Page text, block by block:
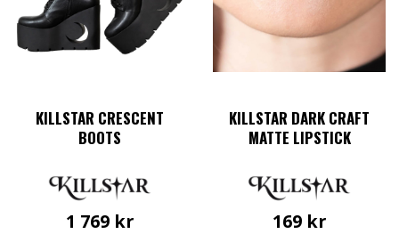
KILLSTAR CRESCENT
BOOTS
1 769 kr
KILLSTAR DARK CRAFT
MATTE LIPSTICK
169 kr